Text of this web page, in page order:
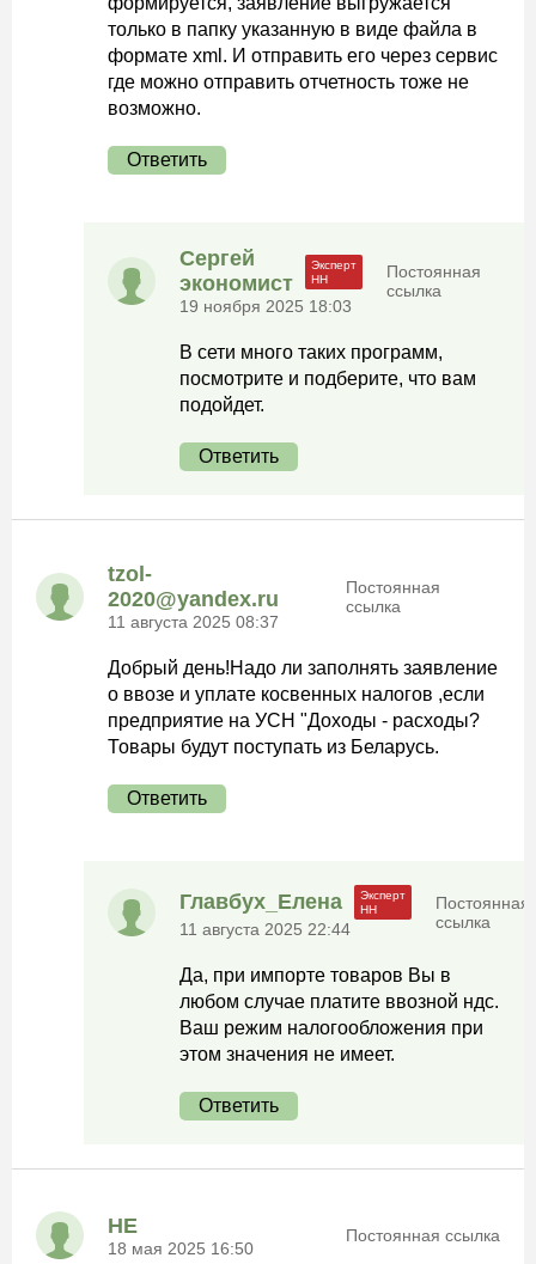
только в папку указанную в виде файла в
формате xml. И отправить его через сервис
где можно отправить отчетность тоже не
возможно.
Ответить
Сергей
экономист
19 ноября 2025 18:03
Постоянная
ссылка
В сети много таких программ,
посмотрите и подберите, что вам
подойдет.
Ответить
tzol-
2020@yandeх.ru
11 августа 2025 08:37
Постоянная
ссылка
Добрый день!Надо ли заполнять заявление
о ввозе и уплате косвенных налогов ,если
предприятие на УСН "Доходы - расходы?
Товары будут поступать из Беларусь.
Ответить
Главбух_Елена
11 августа 2025 22:44
Постоянная
ссылка
Да, при импорте товаров Вы в
любом случае платите ввозной ндс.
Ваш режим налогообложения при
этом значения не имеет.
Ответить
НЕ
18 мая 2025 16:50
Постоянная ссылка